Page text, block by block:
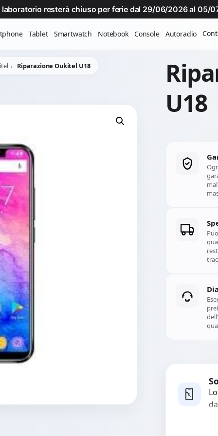
laboratorio resterà chiuso per ferie dal 29/06/2026 al 05/
Tablet Smartwatch Notebook Console Autoradio
Riparazione Oukitel U18
U18